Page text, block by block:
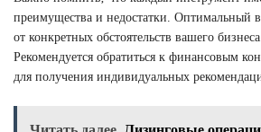
преимущества и недостатки. Оптимальный
от конкретных обстоятельств вашего
Рекомендуется обратиться к финансовым
для получения индивидуальных